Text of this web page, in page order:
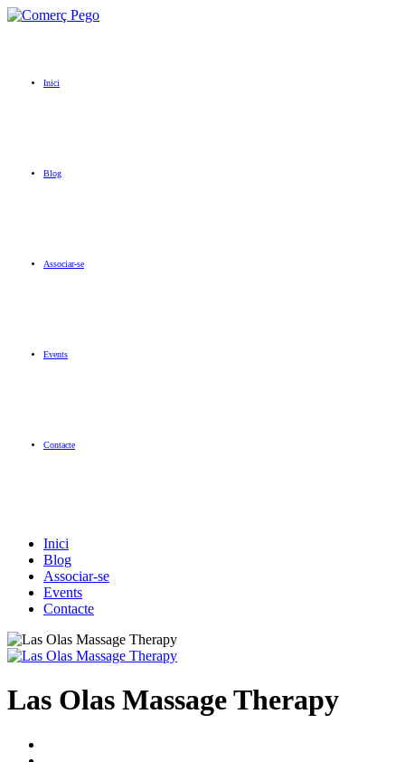
Inici
Blog
Associar-se
Events
Contacte
Inici
Blog
Associar-se
Events
Contacte
Las Olas Massage Therapy